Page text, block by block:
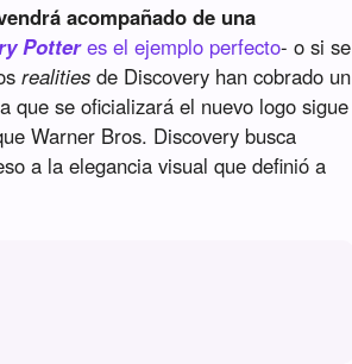
acompañado de una
Potteres el ejemplo perfecto- o si se
realities de Discovery han cobrado un
que se oficializará el nuevo logo sigue
Warner Bros. Discovery busca
a la elegancia visual que definió a